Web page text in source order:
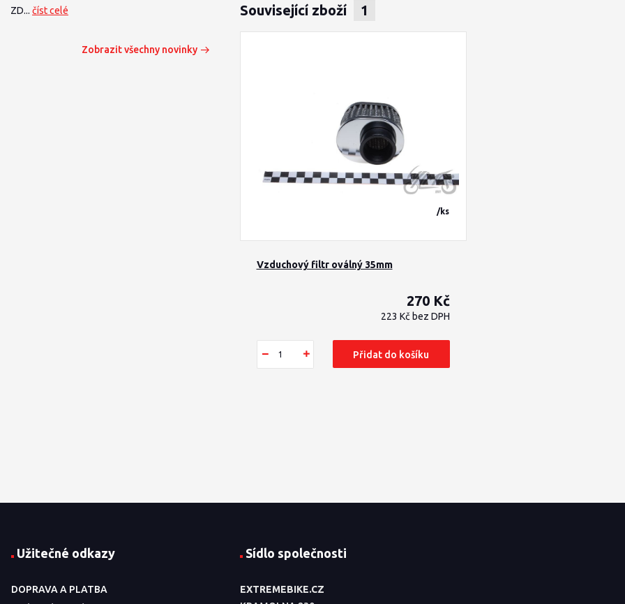
ZD... číst celé
Zobrazit všechny novinky
Související zboží 1
Vzduchový filtr oválný 35mm
270 Kč
/ks
223 Kč bez DPH
Přidat do košíku
Užitečné odkazy
DOPRAVA A PLATBA
Sídlo společnosti
EXTREMEBIKE.CZ